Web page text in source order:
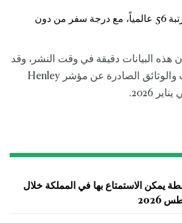
المرتبة 56 عالمياً، مع درجة سفر من دون
هذه البيانات دقيقة في وقت النشر، وقد
استندت إلى الأبحاث والوثائق الصادرة عن مؤشر Henley
يمكن الاستمتاع بها في المملكة خلال